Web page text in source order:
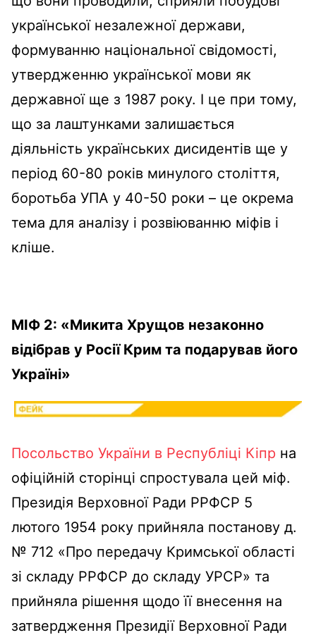
української незалежної держави,
формуванню національної свідомості,
утвердженню української мови як
державної ще з 1987 року. І це при тому,
що за лаштунками залишається
діяльність українських дисидентів ще у
період 60-80 років минулого століття,
боротьба УПА у 40-50 роки – це окрема
тема для аналізу і розвіюванню міфів і
кліше.
МІФ 2: «Микита Хрущов незаконно
відібрав у Росії Крим та подарував його
Україні»
Посольство України в Республіці Кіпр на
офіційній сторінці спростувала цей міф.
Президія Верховної Ради РРФСР 5
лютого 1954 року прийняла постанову д.
№ 712 «Про передачу Кримської області
зі складу РРФСР до складу УРСР» та
прийняла рішення щодо її внесення на
затвердження Президії Верховної Ради